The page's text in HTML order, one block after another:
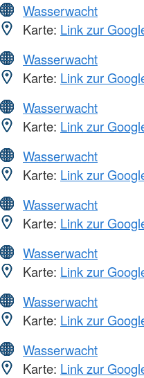
Wasserwacht
Karte: Link zur
Wasserwacht
Karte: Link zur
Wasserwacht
Karte: Link zur
Wasserwacht
Karte: Link zur
Wasserwacht
Karte: Link zur
Wasserwacht
Karte: Link zur
Wasserwacht
Karte: Link zur
Wasserwacht
Karte: Link zur